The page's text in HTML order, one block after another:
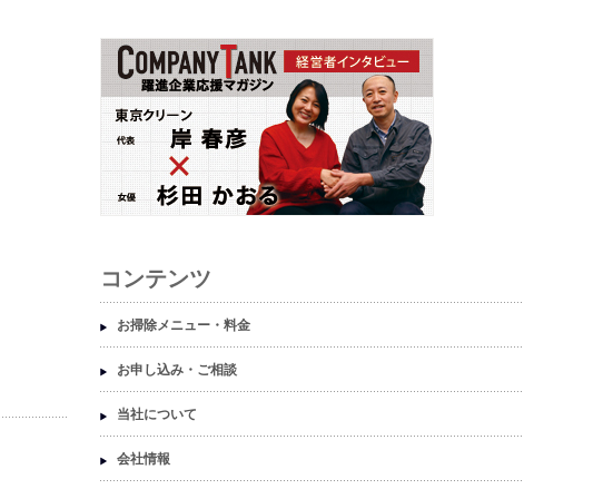
コンテンツ
お掃除メニュー・料金
お申し込み・ご相談
当社について
会社情報